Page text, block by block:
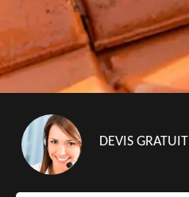
DEVIS GRATUIT